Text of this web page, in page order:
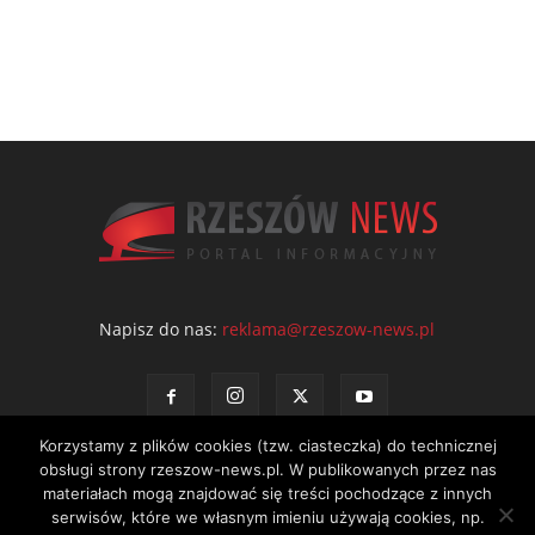
Napisz do nas: reklama@rzeszow-news.pl
Kontakt Polityka prywatności Regulamin portalu
Korzystamy z plików cookies (tzw. ciasteczka) do technicznej
obsługi strony rzeszow-news.pl. W publikowanych przez nas
materiałach mogą znajdować się treści pochodzące z innych
serwisów, które we własnym imieniu używają cookies, np.